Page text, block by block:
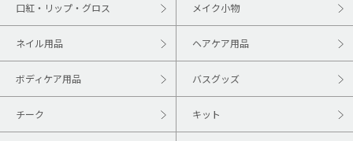
口紅・リップ・グロス メイク小物
ネイル用品 ヘアケア用品
ボディケア用品 バスグッズ
チーク キット